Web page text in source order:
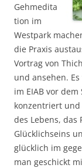
Gehmedita
tion im
Westpark
die Praxis
Vortrag von
und ansehen.
im EIAB vor
konzentriert
des Lebens, das
Glücklichseins
glücklich im
man geschickt